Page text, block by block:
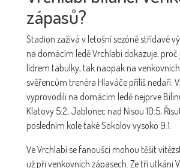
zápasů?
Stadion zažívá v letošní sezóně střídavé
na domácím ledě Vrchlabí dokazuje,
lídrem tabulky, tak naopak na
svěřencům trenéra Hlaváče příliš nedaří.
vyprovodili na domácím ledě nejprve
Klatovy 5:2, Jablonec nad Nisou 10:5,
posledním kole také Sokolov vysoko 9:1.
Ve Vrchlabí se fanoušci mohou těšit
už při venkovních zápasech. Ze tří utkání